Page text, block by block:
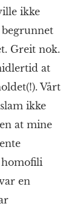
ikke
Greit nok.
at
Vårt
ikke
at mine
homofili
en